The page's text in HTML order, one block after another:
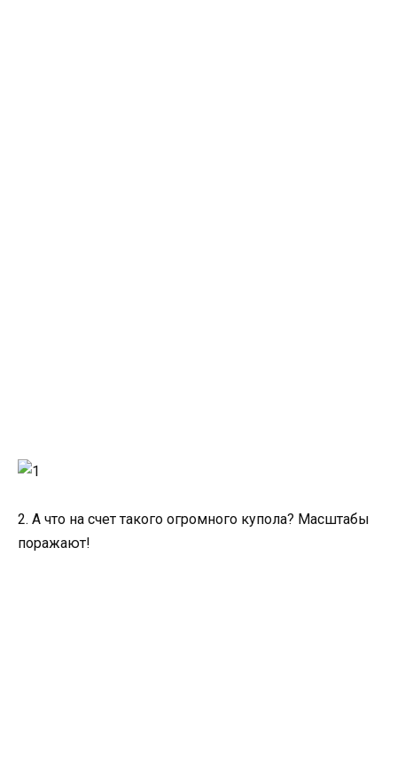
2. А что на счет такого огромного купола? Масштабы
поражают!